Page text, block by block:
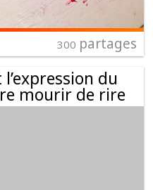
300 partages
du
mourir de rire